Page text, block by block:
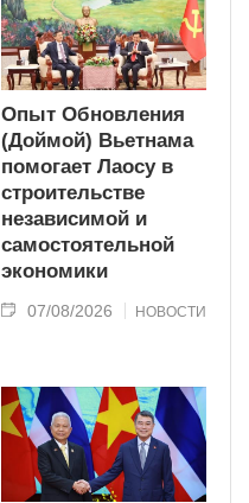
Опыт Обновления
(Доймой) Вьетнама
помогает Лаосу в
строительстве
независимой и
самостоятельной
экономики
07/08/2026 НОВОСТИ